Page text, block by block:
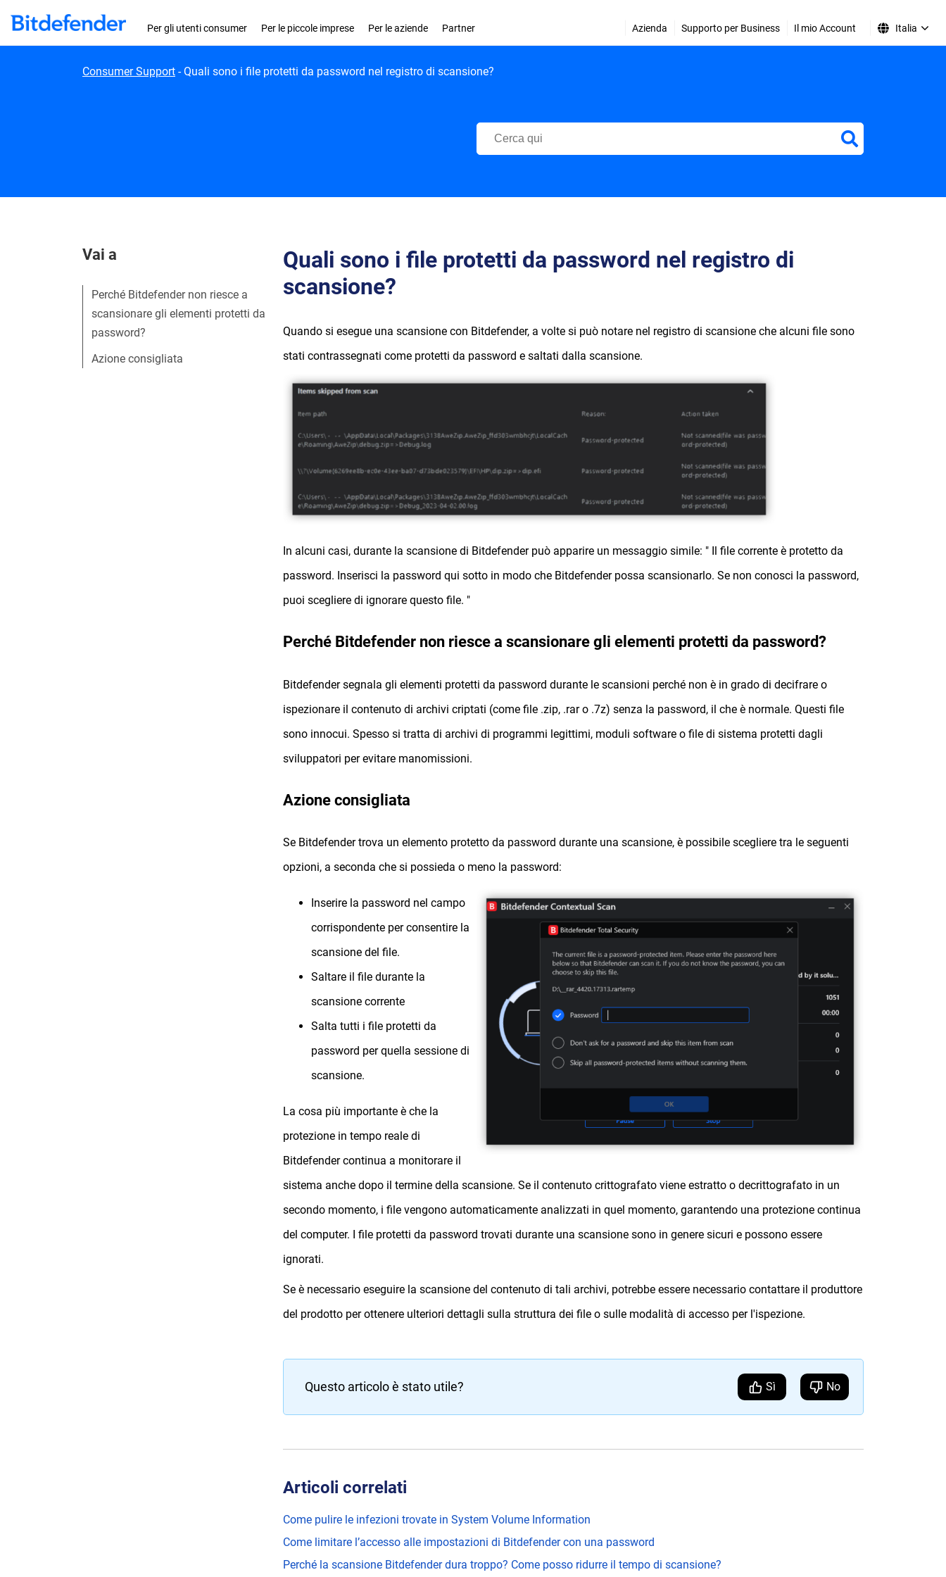
Skip to content
Per gli utenti consumer Per le piccole imprese Per le aziende Partner Azienda Supporto per Business Il mio Account Italia
Consumer Support -Quali sono i file protetti da password nel registro di scansione?
Centro di Supporto Bitdefender
Vai a
Perché Bitdefender non riesce a
scansionare gli elementi protetti da
password?
Azione consigliata
Quali sono i file protetti da password nel registro di
scansione?
Quando si esegue una scansione con Bitdefender, a volte si può notare nel registro di scansione che alcuni file sono
stati contrassegnati come protetti da password e saltati dalla scansione.
In alcuni casi, durante la scansione di Bitdefender può apparire un messaggio simile: " Il file corrente è protetto da
password. Inserisci la password qui sotto in modo che Bitdefender possa scansionarlo. Se non conosci la password,
puoi scegliere di ignorare questo file. "
Perché Bitdefender non riesce a scansionare gli elementi protetti da password?
Bitdefender segnala gli elementi protetti da password durante le scansioni perché non è in grado di decifrare o
ispezionare il contenuto di archivi criptati (come file .zip, .rar o .7z) senza la password, il che è normale. Questi file
sono innocui. Spesso si tratta di archivi di programmi legittimi, moduli software o file di sistema protetti dagli
sviluppatori per evitare manomissioni.
Azione consigliata
Se Bitdefender trova un elemento protetto da password durante una scansione, è possibile scegliere tra le seguenti
opzioni, a seconda che si possieda o meno la password:
Inserire la password nel campo
corrispondente per consentire la
scansione del file.
Saltare il file durante la
scansione corrente
Salta tutti i file protetti da
password per quella sessione di
scansione.
La cosa più importante è che la
protezione in tempo reale di
Bitdefender continua a monitorare il
sistema anche dopo il termine della scansione. Se il contenuto crittografato viene estratto o decrittografato in un
secondo momento, i file vengono automaticamente analizzati in quel momento, garantendo una protezione continua
del computer. I file protetti da password trovati durante una scansione sono in genere sicuri e possono essere
ignorati.
Se è necessario eseguire la scansione del contenuto di tali archivi, potrebbe essere necessario contattare il produttore
del prodotto per ottenere ulteriori dettagli sulla struttura dei file o sulle modalità di accesso per l'ispezione.
Questo articolo è stato utile? Sì No
Articoli correlati
Come pulire le infezioni trovate in System Volume Information
Come limitare l’accesso alle impostazioni di Bitdefender con una password
Perché la scansione Bitdefender dura troppo? Come posso ridurre il tempo di scansione?